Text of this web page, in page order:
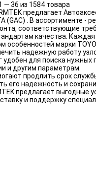
— 36 из 1584 товара
предлагает
(GAC) . В ассортименте -
соответствующие
качества. Каждая
особенностей марки
надежную работу
удобен для поиска нужных
и другим параметрам.
продлить срок
его надежность и
предлагает выгодные
и поддержку